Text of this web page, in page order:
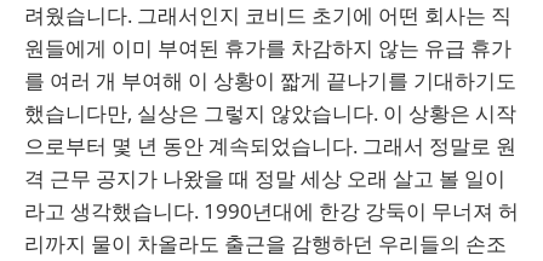
려웠습니다. 그래서인지 코비드 초기에 어떤 회사는 직
원들에게 이미 부여된 휴가를 차감하지 않는 유급 휴가
를 여러 개 부여해 이 상황이 짧게 끝나기를 기대하기도
했습니다만, 실상은 그렇지 않았습니다. 이 상황은 시작
으로부터 몇 년 동안 계속되었습니다. 그래서 정말로 원
격 근무 공지가 나왔을 때 정말 세상 오래 살고 볼 일이
라고 생각했습니다. 1990년대에 한강 강둑이 무너져 허
리까지 물이 차올라도 출근을 감행하던 우리들의 손조